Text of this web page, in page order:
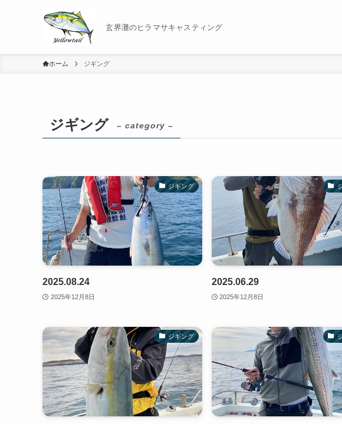
玄界灘のヒラマサキャスティング
ホーム ジギング
ジギング – category –
ジギング
2025.08.24
2025年12月8日
2025.06.29
2025年12月8日
ジギング